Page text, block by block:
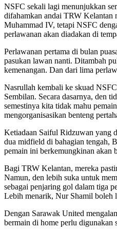
NSFC sekali lagi menunjukkan
difahamkan andai TRW Kelantan
Muhammad IV, tetapi NSFC
perlawanan akan diadakan di
Perlawanan pertama di bulan
pasukan lawan nanti. Ditambah
kemenangan. Dan dari lima
Nasrullah kembali ke skuad
Sembilan. Secara dasarnya, den
semestinya kita tidak mahu
mengorganisasikan benteng
Ketiadaan Saiful Ridzuwan yang
dua midfield di bahagian tengah,
pemain ini berkemungkinan akan
Bagi TRW Kelantan, mereka
Namun, den lebih suka untuk
sebagai penjaring gol dalam tiga
Lebih menarik, Nur Shamil boleh
Dengan Sarawak United
bermain di home perlu digunakan